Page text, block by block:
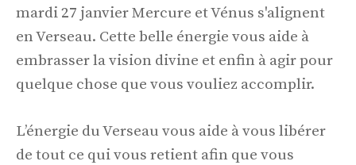
mardi 27 janvier Mercure et Vénus s'alignent
en Verseau. Cette belle énergie vous aide à
embrasser la vision divine et enfin à agir pour
quelque chose que vous vouliez accomplir.
L’énergie du Verseau vous aide à vous libérer
de tout ce qui vous retient afin que vous